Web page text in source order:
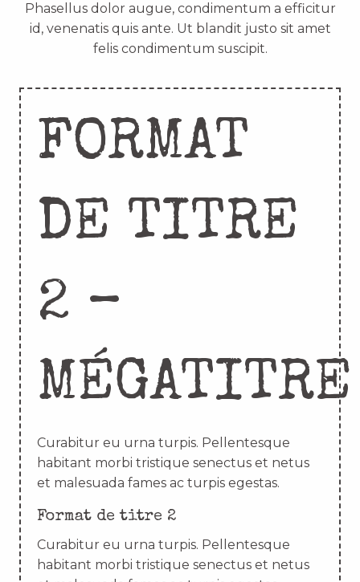
Phasellus dolor augue, condimentum a efficitur
id, venenatis quis ante. Ut blandit justo sit amet
felis condimentum suscipit.
FORMAT
DE TITRE
2 –
MÉGATITRE
Curabitur eu urna turpis. Pellentesque
habitant morbi tristique senectus et netus
et malesuada fames ac turpis egestas.
Format de titre 2
Curabitur eu urna turpis. Pellentesque
habitant morbi tristique senectus et netus